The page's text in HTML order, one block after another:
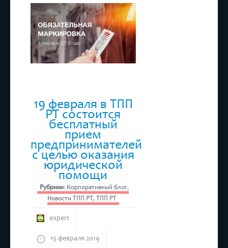
Маркировка
19 февраля в ТПП
РТ состоится
бесплатный
прием
предпринимателей
с целью оказания
юридической
помощи
Рубрики: Корпоративный блог,
Новости ТПП РТ, ТПП РТ
expert
15 февраля 2019